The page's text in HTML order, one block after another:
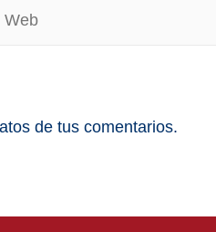
de tus comentarios.